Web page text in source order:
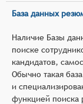
База данных
Наличие Базы
поиске
кандидатов,
Обычно такая
и
функцией поиска